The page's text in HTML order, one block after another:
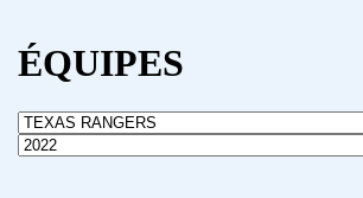
ÉQUIPES